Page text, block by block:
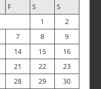
F S
S
1
2
7 8
9
14 15
16
21 22
23
28 29
30